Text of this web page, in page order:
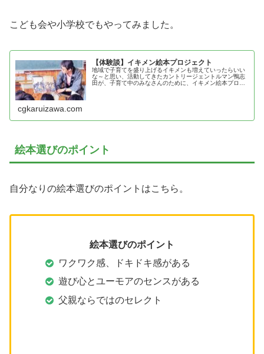
こども会や小学校でもやってみました。
【体験談】イキメン絵本プロジェクト
地域で子育てを盛り上げるイキメンも増えていったらいい
な～と思い、活動してきたカントリージェントルマン鴨志
田が、子育て中のみなさんのために、イキメン絵本プロジ
cgkaruizawa.com
絵本選びのポイント
自分なりの絵本選びのポイントはこちら。
絵本選びのポイント
ワクワク感、ドキドキ感がある
遊び心とユーモアのセンスがある
父親ならではのセレクト